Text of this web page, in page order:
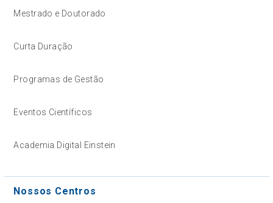
Mestrado e Doutorado
Curta Duração
Programas de Gestão
Eventos Científicos
Academia Digital Einstein
Nossos Centros